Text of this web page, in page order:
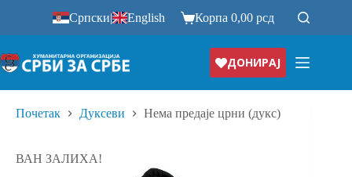
Српски| English Корпа0,00рсд
ДОНИРАЈ
Почетак Дуксеви Нема предаје црни (дукс)
ВАН ЗАЛИХА!